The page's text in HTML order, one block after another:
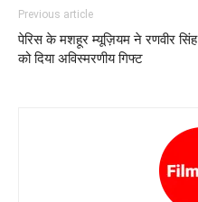
Previous article
पेरिस के मशहूर म्यूज़ियम ने रणवीर सिंह
को दिया अविस्मरणीय गिफ्ट